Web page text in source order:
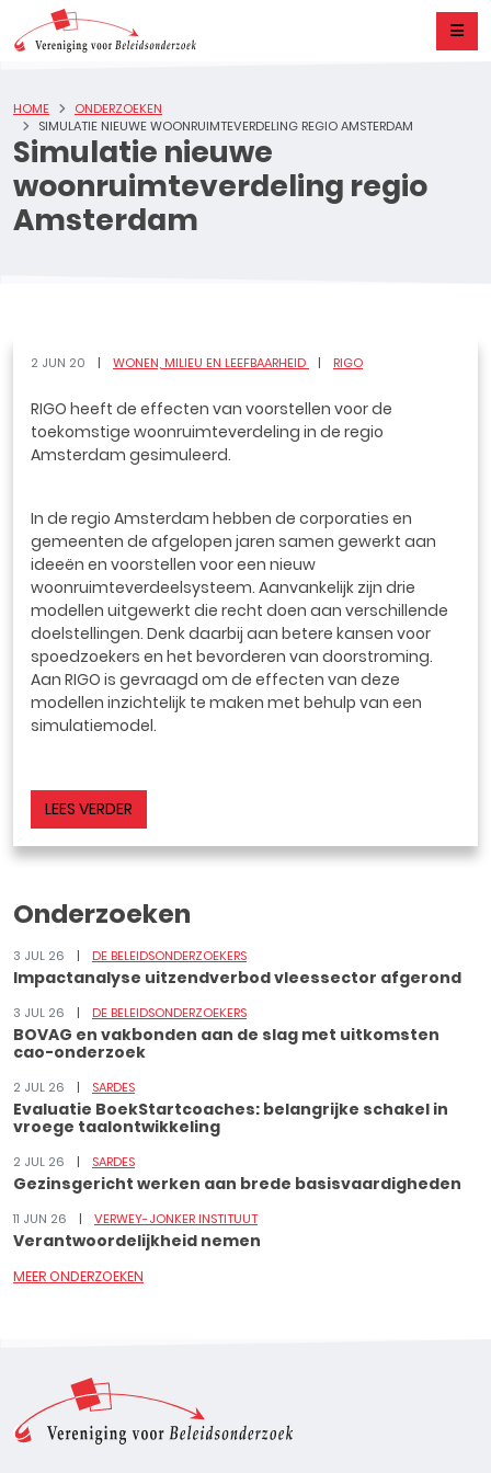
Simulatie nieuwe
woonruimteverdeling regio
Amsterdam
HOME
ONDERZOEKEN
SIMULATIE NIEUWE WOONRUIMTEVERDELING REGIO AMSTERDAM
2 JUN 20 WONEN, MILIEU EN LEEFBAARHEID RIGO
RIGO heeft de effecten van voorstellen voor de
toekomstige woonruimteverdeling in de regio
Amsterdam gesimuleerd.
In de regio Amsterdam hebben de corporaties en
gemeenten de afgelopen jaren samen gewerkt aan
ideeën en voorstellen voor een nieuw
woonruimteverdeelsysteem. Aanvankelijk zijn drie
modellen uitgewerkt die recht doen aan verschillende
doelstellingen. Denk daarbij aan betere kansen voor
spoedzoekers en het bevorderen van doorstroming.
Aan RIGO is gevraagd om de effecten van deze
modellen inzichtelijk te maken met behulp van een
simulatiemodel.
LEES VERDER
Onderzoeken
3 JUL 26 DE BELEIDSONDERZOEKERS
Impactanalyse uitzendverbod vleessector afgerond
3 JUL 26 DE BELEIDSONDERZOEKERS
BOVAG en vakbonden aan de slag met uitkomsten
cao-onderzoek
2 JUL 26 SARDES
Evaluatie BoekStartcoaches: belangrijke schakel in
vroege taalontwikkeling
2 JUL 26 SARDES
Gezinsgericht werken aan brede basisvaardigheden
11 JUN 26 VERWEY-JONKER INSTITUUT
Verantwoordelijkheid nemen
MEER ONDERZOEKEN